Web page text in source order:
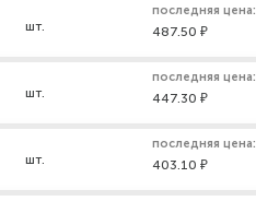
шт.
последняя цена:
487.50 ₽
шт.
последняя цена:
447.30 ₽
шт.
последняя цена:
403.10 ₽